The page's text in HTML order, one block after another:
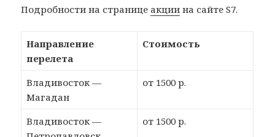
Подробности на странице акции на сайте S7.
Направление
перелета
Стоимость
Владивосток —
Магадан
от 1500 р.
Владивосток —
от 1500 р.